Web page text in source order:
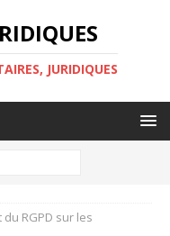
JURIDIQUES
du RGPD sur les